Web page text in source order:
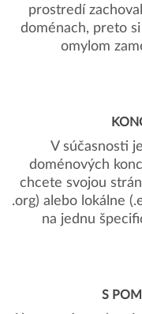
prostredí
doménach, preto
omylom
V súčasnosti
doménových
chcete svojou
.org) alebo lokálne
na jednu
S